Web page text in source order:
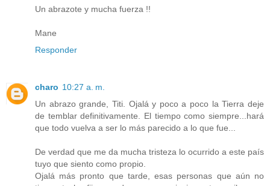
Un abrazote y mucha fuerza !!
Mane
Responder
charo 10:27 a. m.
Un abrazo grande, Titi. Ojalá y poco a poco la Tierra deje
de temblar definitivamente. El tiempo como siempre...hará
que todo vuelva a ser lo más parecido a lo que fue...
De verdad que me da mucha tristeza lo ocurrido a este país
tuyo que siento como propio.
Ojalá más pronto que tarde, esas personas que aún no